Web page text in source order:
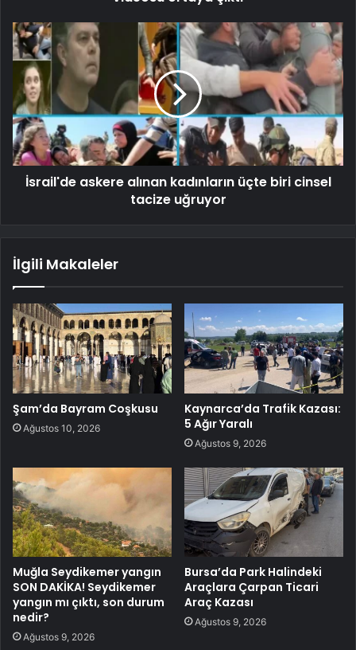
İsrail'de askere alınan kadınların üçte biri cinsel
tacize uğruyor
İlgili Makaleler
Şam’da Bayram Coşkusu
Ağustos 10, 2026
Kaynarca’da Trafik Kazası:
5 Ağır Yaralı
Ağustos 9, 2026
Muğla Seydikemer yangın
SON DAKİKA! Seydikemer
yangın mı çıktı, son durum
nedir?
Ağustos 9, 2026
Bursa’da Park Halindeki
Araçlara Çarpan Ticari
Araç Kazası
Ağustos 9, 2026